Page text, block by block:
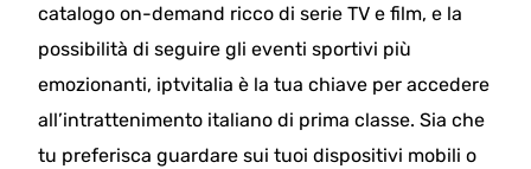
catalogo on-demand ricco di serie TV e film, e la
possibilità di seguire gli eventi sportivi più
emozionanti, iptvitalia è la tua chiave per accedere
all’intrattenimento italiano di prima classe. Sia che
tu preferisca guardare sui tuoi dispositivi mobili o